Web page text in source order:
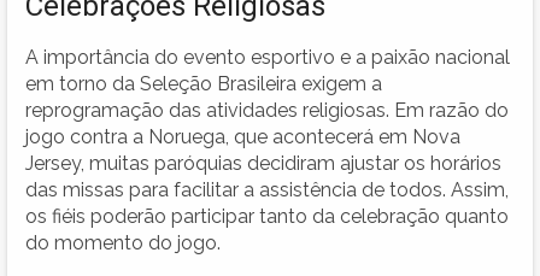
A importância do evento esportivo e a paixão nacional
em torno da Seleção Brasileira exigem a
reprogramação das atividades religiosas. Em razão do
jogo contra a Noruega, que acontecerá em Nova
Jersey, muitas paróquias decidiram ajustar os horários
das missas para facilitar a assistência de todos. Assim,
os fiéis poderão participar tanto da celebração quanto
do momento do jogo.